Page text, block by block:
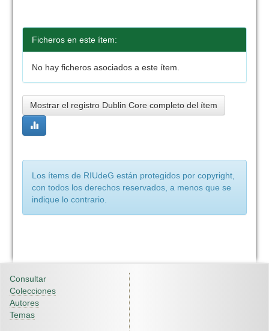
Ficheros en este ítem:
No hay ficheros asociados a este ítem.
Mostrar el registro Dublin Core completo del ítem
Los ítems de RIUdeG están protegidos por copyright,
con todos los derechos reservados, a menos que se
indique lo contrario.
Consultar
Colecciones
Autores
Temas